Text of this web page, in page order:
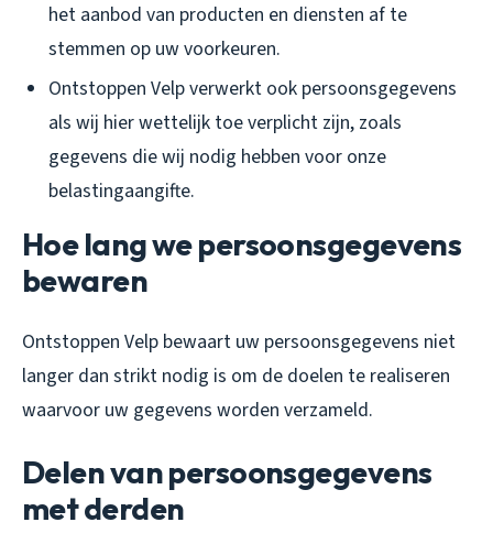
het aanbod van producten en diensten af te
stemmen op uw voorkeuren.
Ontstoppen Velp verwerkt ook persoonsgegevens
als wij hier wettelijk toe verplicht zijn, zoals
gegevens die wij nodig hebben voor onze
belastingaangifte.
Hoe lang we persoonsgegevens
bewaren
Ontstoppen Velp bewaart uw persoonsgegevens niet
langer dan strikt nodig is om de doelen te realiseren
waarvoor uw gegevens worden verzameld.
Delen van persoonsgegevens
met derden